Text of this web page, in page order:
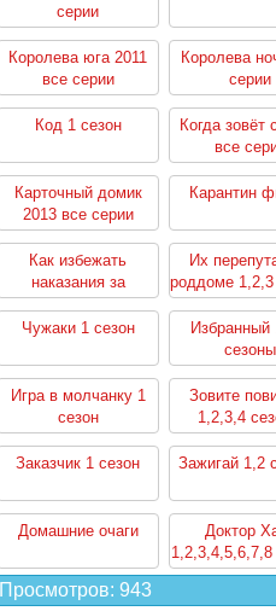
серии
Королева юга 2011
все серии
Королева
серии
Код 1 сезон
Когда зовёт
все
Карточный домик
2013 все серии
Карантин
Как избежать
наказания за
убийство 1,2 сезоны
Их
роддоме
Чужаки 1 сезон
Избранный
сезоны
Игра в молчанку 1
сезон
Зовите
1,2,3,4
Заказчик 1 сезон Зажигай 1,2
Домашние очаги
Доктор
Просмотров: 943